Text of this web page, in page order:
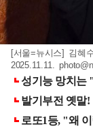
[서울=뉴시스] 김혜
2025.11.11.